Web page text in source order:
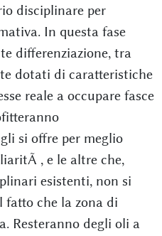
disciplinare per
In questa fase
differenziazione, tra
dotati di caratteristiche
reale a occupare fasce
si offre per meglio
, e le altre che,
esistenti, non si
fatto che la zona di
Resteranno degli oli a